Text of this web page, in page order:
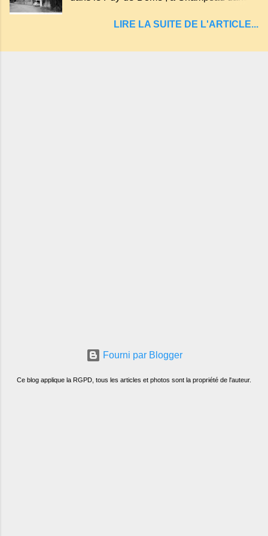
Servant . L'Hôtel-Restaurant Vindrié était
son jambon de pays et son poulet cocotte,
LIRE LA SUITE DE L'ARTICLE...
Fourni par Blogger
Ce blog applique la RGPD, tous les articles et photos sont la propriété de l'auteur.